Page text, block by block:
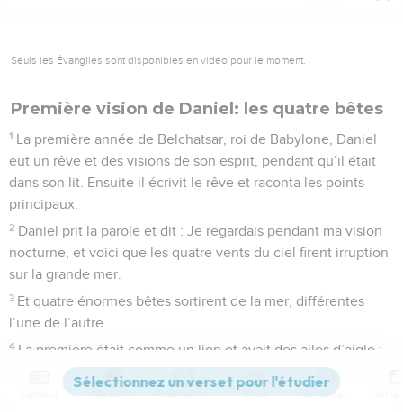
Seuls les Évangiles sont disponibles en vidéo pour le moment.
Première vision de Daniel: les quatre bêtes
1 La première année de Belchatsar, roi de Babylone, Daniel
eut un rêve et des visions de son esprit, pendant qu’il était
dans son lit. Ensuite il écrivit le rêve et raconta les points
principaux.
2 Daniel prit la parole et dit : Je regardais pendant ma vision
nocturne, et voici que les quatre vents du ciel firent irruption
sur la grande mer.
3 Et quatre énormes bêtes sortirent de la mer, différentes
l’une de l’autre.
4 La première était comme un lion et avait des ailes d’aigle ;
je regardais, tandis que ses ailes étaient arrachées ; elle fut
enlevée de terre et mise debout sur ses pieds comme un
Versions Commentaires Strong